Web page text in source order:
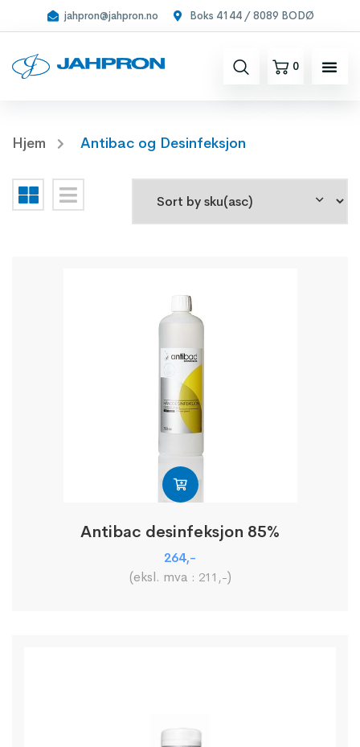
jahpron@jahpron.no Boks 4144 / 8089 BODØ
0
Hjem Antibac og Desinfeksjon
Antibac desinfeksjon 85%
264,-
(eksl. mva : 211 ,-)